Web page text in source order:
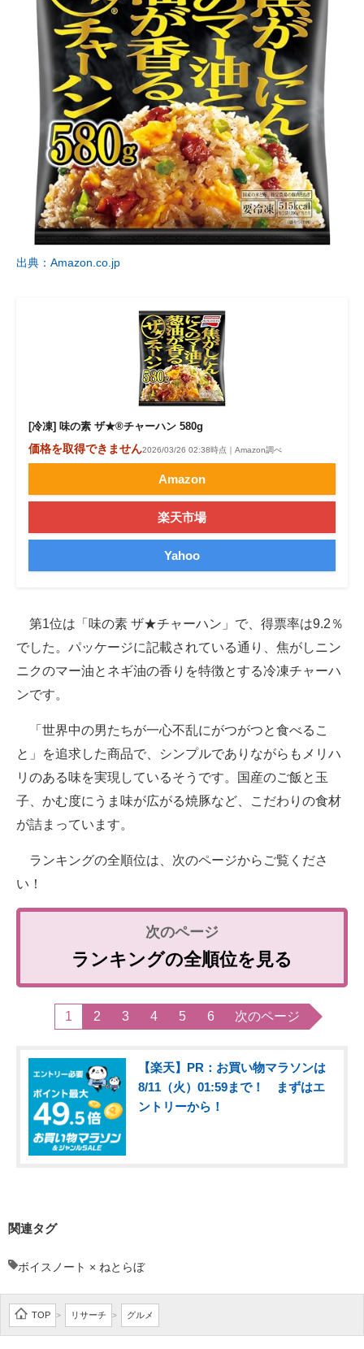
出典：Amazon.co.jp
[冷凍] 味の素 ザ★®チャーハン 580g
価格を取得できません2026/03/26 02:38時点｜Amazon調べ
Amazon
楽天市場
Yahoo
第1位は「味の素 ザ★チャーハン」で、得票率は9.2％
でした。パッケージに記載されている通り、焦がしニン
ニクのマー油とネギ油の香りを特徴とする冷凍チャーハ
ンです。
「世界中の男たちが一心不乱にがつがつと食べるこ
と」を追求した商品で、シンプルでありながらもメリハ
リのある味を実現しているそうです。国産のご飯と玉
子、かむ度にうま味が広がる焼豚など、こだわりの食材
が詰まっています。
ランキングの全順位は、次のページからご覧くださ
い！
ランキングの全順位を見る
1 2 3 4 5 6 次のページ
【楽天】PR：お買い物マラソンは
8/11（火）01:59まで！ まずはエ
ントリーから！
関連タグ
ボイスノート × ねとらぼ
TOP > リサーチ > グルメ